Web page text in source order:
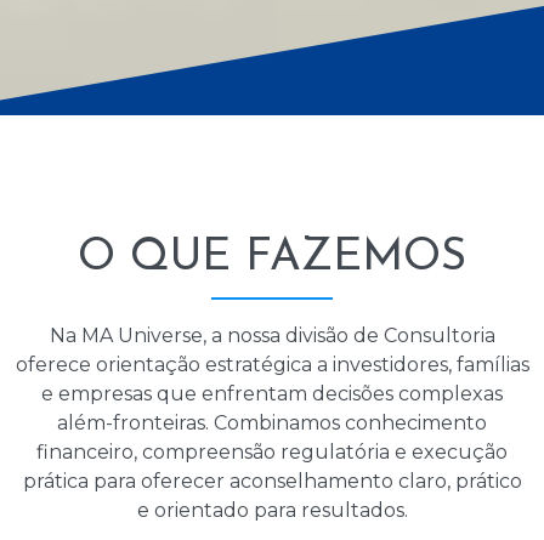
O QUE FAZEMOS
Na MA Universe, a nossa divisão de Consultoria
oferece orientação estratégica a investidores, famílias
e empresas que enfrentam decisões complexas
além-fronteiras. Combinamos conhecimento
financeiro, compreensão regulatória e execução
prática para oferecer aconselhamento claro, prático
e orientado para resultados.